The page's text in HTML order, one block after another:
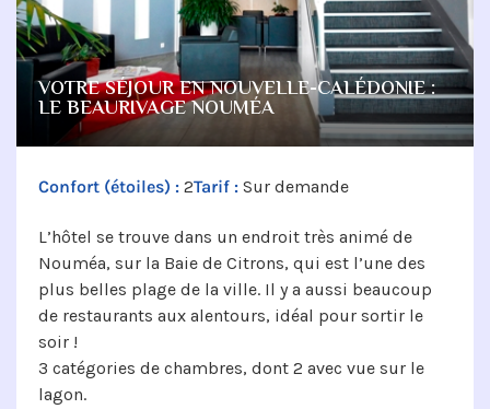
VOTRE SÉJOUR EN NOUVELLE-CALÉDONIE :
LE BEAURIVAGE NOUMÉA
Confort (étoiles) : 2Tarif : Sur demande
L’hôtel se trouve dans un endroit très animé de
Nouméa, sur la Baie de Citrons, qui est l’une des
plus belles plage de la ville. Il y a aussi beaucoup
de restaurants aux alentours, idéal pour sortir le
soir !
3 catégories de chambres, dont 2 avec vue sur le
lagon.